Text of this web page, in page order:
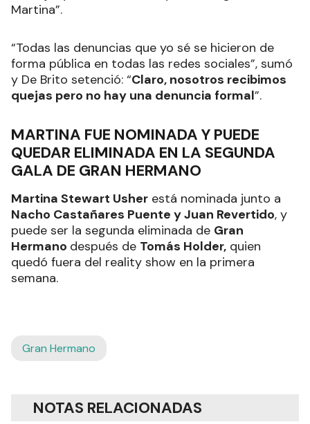
Martina”.
“Todas las denuncias que yo sé se hicieron de
forma pública en todas las redes sociales”, sumó
y De Brito setenció: “Claro, nosotros recibimos
quejas pero no hay una denuncia formal”.
MARTINA FUE NOMINADA Y PUEDE
QUEDAR ELIMINADA EN LA SEGUNDA
GALA DE GRAN HERMANO
Martina Stewart Usher está nominada junto a
Nacho Castañares Puente y Juan Revertido, y
puede ser la segunda eliminada de Gran
Hermano después de Tomás Holder, quien
quedó fuera del reality show en la primera
semana.
Gran Hermano
NOTAS RELACIONADAS